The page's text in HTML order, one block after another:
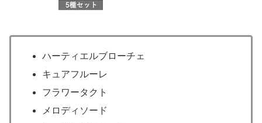
ハーティエルブローチェ
キュアフルーレ
フラワータクト
メロディソード